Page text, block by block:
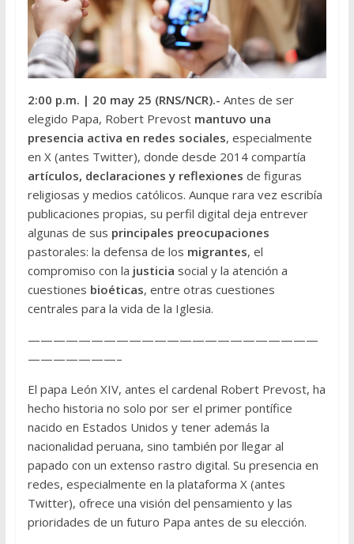
2:00 p.m. | 20 may 25 (RNS/NCR).- Antes de ser
elegido Papa, Robert Prevost mantuvo una
presencia activa en redes sociales, especialmente
en X (antes Twitter), donde desde 2014 compartía
artículos, declaraciones y reflexiones de figuras
religiosas y medios católicos. Aunque rara vez escribía
publicaciones propias, su perfil digital deja entrever
algunas de sus principales preocupaciones
pastorales: la defensa de los migrantes, el
compromiso con la justicia social y la atención a
cuestiones bioéticas, entre otras cuestiones
centrales para la vida de la Iglesia.
———————————————————————
———————–
El papa León XIV, antes el cardenal Robert Prevost, ha
hecho historia no solo por ser el primer pontífice
nacido en Estados Unidos y tener además la
nacionalidad peruana, sino también por llegar al
papado con un extenso rastro digital. Su presencia en
redes, especialmente en la plataforma X (antes
Twitter), ofrece una visión del pensamiento y las
prioridades de un futuro Papa antes de su elección.